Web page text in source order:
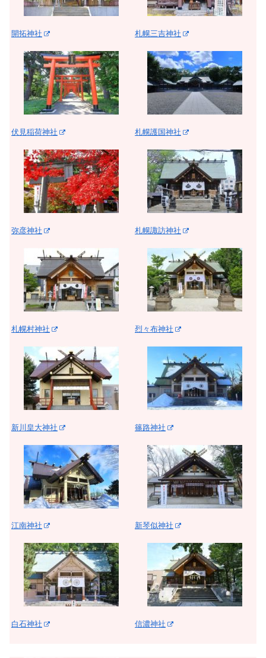
開拓神社
伏見稲荷神社
弥彦神社
札幌村神社
新川皇大神社
江南神社
白石神社
札幌三吉神社
札幌護国神社
札幌諏訪神社
烈々布神社
篠路神社
新琴似神社
信濃神社